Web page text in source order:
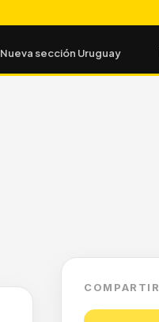
Nueva sección Uruguay
COMPARTIR